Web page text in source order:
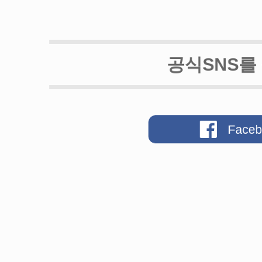
공식SNS